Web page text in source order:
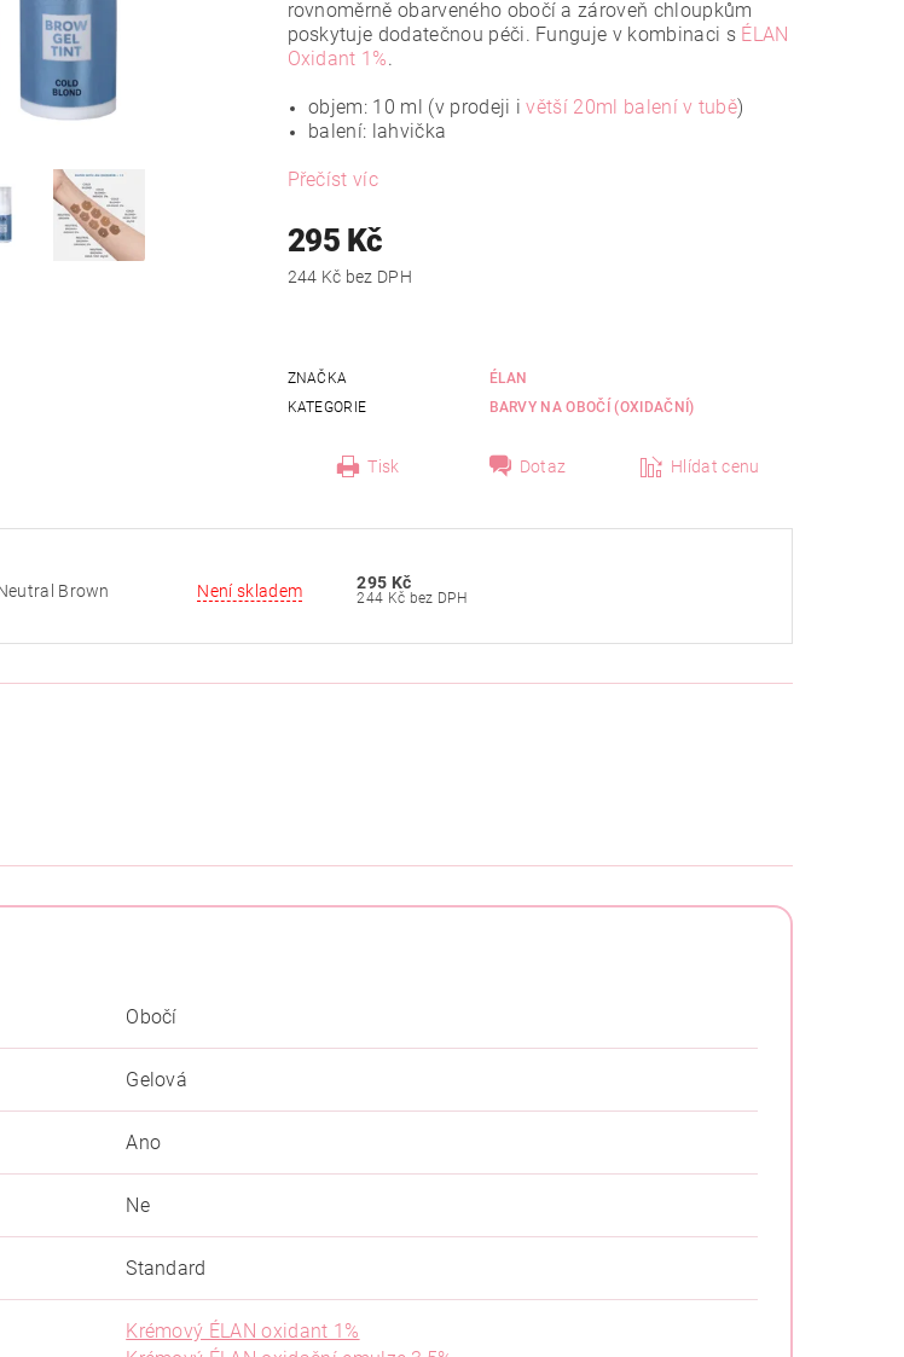
rovnoměrně obarveného obočí a zároveň chloupkům
poskytuje dodatečnou péči. Funguje v kombinaci s ÉLAN
Oxidant 1%.
objem: 10 ml (v prodeji ivětší 20ml balení v tubě)
balení: lahvička
Přečíst víc
295 Kč
244 Kč bez DPH
ZNAČKA
ÉLAN
KATEGORIE
BARVY NA OBOČÍ (OXIDAČNÍ)
Tisk Dotaz Hlídat cenu
Brown Není skladem 295 Kč
244 Kč bez DPH
Obočí
Gelová
Ano
Ne
Standard
Krémový ÉLAN oxidant 1%